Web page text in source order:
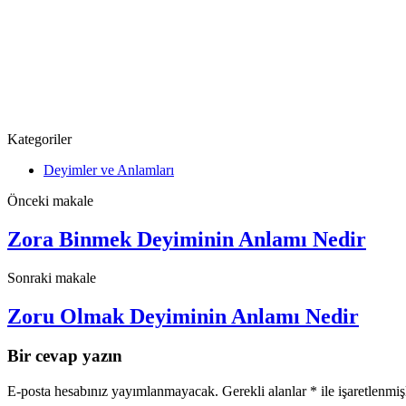
Kategoriler
Deyimler ve Anlamları
Önceki makale
Zora Binmek Deyiminin Anlamı Nedir
Sonraki makale
Zoru Olmak Deyiminin Anlamı Nedir
Bir cevap yazın
E-posta hesabınız yayımlanmayacak. Gerekli alanlar * ile